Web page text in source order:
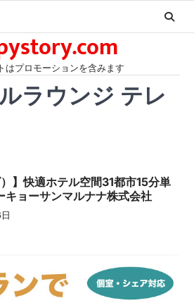
はプロモーションを含みます
ラウンジ テレ
】快適ホテル空間31都市15分単
キョーサンマルナナ株式会社